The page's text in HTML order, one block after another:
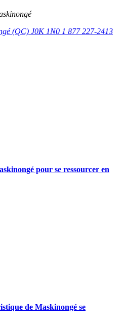
(QC) J0K 1N0 1 877 227-2413
pour se ressourcer en
de Maskinongé se